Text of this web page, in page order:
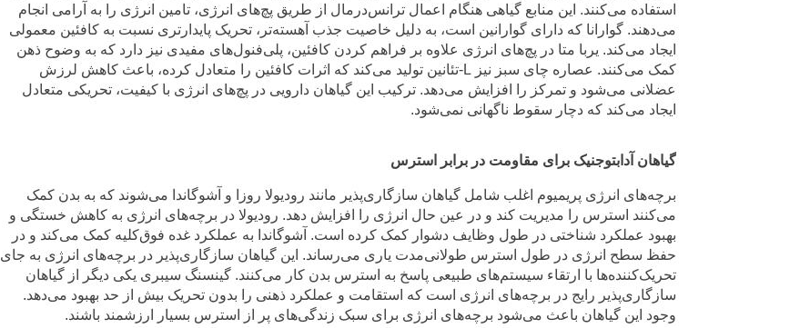
استفاده می‌کنند. این منابع گیاهی هنگام اعمال ترانس‌درمال از طریق پچ‌های انرژی، تامین انرژی را به آرامی انجام
می‌دهند. گوارانا که دارای گوارانین است، به دلیل خاصیت جذب آهسته‌تر، تحریک پایدارتری نسبت به کافئین معمولی
ایجاد می‌کند. یربا متا در پچ‌های انرژی علاوه بر فراهم کردن کافئین، پلی‌فنول‌های مفیدی نیز دارد که به وضوح ذهن
کمک می‌کنند. عصاره چای سبز نیز L-تئانین تولید می‌کند که اثرات کافئین را متعادل کرده، باعث کاهش لرزش
عضلانی می‌شود و تمرکز را افزایش می‌دهد. ترکیب این گیاهان دارویی در پچ‌های انرژی با کیفیت، تحریکی متعادل
ایجاد می‌کند که دچار سقوط ناگهانی نمی‌شود.
گیاهان آدابتوجنیک برای مقاومت در برابر استرس
برچه‌های انرژی پریمیوم اغلب شامل گیاهان سازگاری‌پذیر مانند رودیولا روزا و آشوگاندا می‌شوند که به بدن کمک
می‌کنند استرس را مدیریت کند و در عین حال انرژی را افزایش دهد. رودیولا در برچه‌های انرژی به کاهش خستگی و
بهبود عملکرد شناختی در طول وظایف دشوار کمک کرده است. آشوگاندا به عملکرد غده فوق‌کلیه کمک می‌کند و در
حفظ سطح انرژی در طول استرس طولانی‌مدت یاری می‌رساند. این گیاهان سازگاری‌پذیر در برچه‌های انرژی به جای
تحریک‌کننده‌ها با ارتقاء سیستم‌های طبیعی پاسخ به استرس بدن کار می‌کنند. گینسنگ سیبری یکی دیگر از گیاهان
سازگاری‌پذیر رایج در برچه‌های انرژی است که استقامت و عملکرد ذهنی را بدون تحریک بیش از حد بهبود می‌دهد.
وجود این گیاهان باعث می‌شود برچه‌های انرژی برای سبک زندگی‌های پر از استرس بسیار ارزشمند باشند.